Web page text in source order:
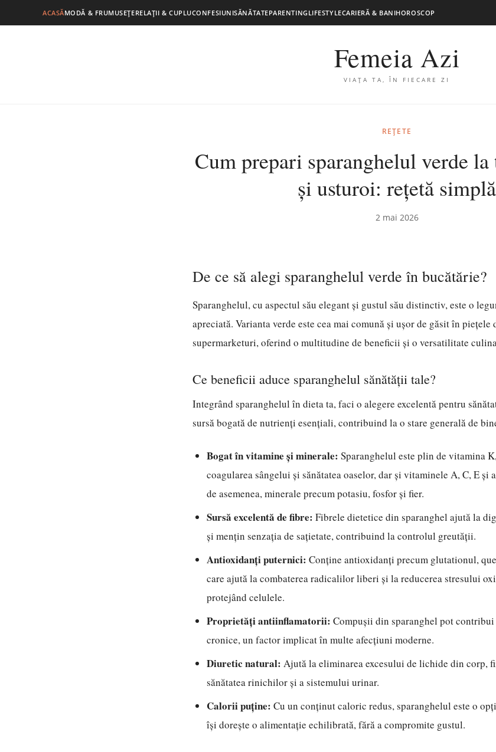
ACASĂMODĂ & FRUMUSEȚERELAȚII & CUPLUCONFESIUNISĂNĂTATEPARENTINGLIFESTYLECARIERĂ & BANIHOROSCOP
Femeia Azi
VIAȚA TA, ÎN FIECARE ZI
REȚETE
Cum prepari sparanghelul verde
și usturoi: rețetă simplă
2 mai 2026
De ce să alegi sparanghelul verde în bucătărie?
Sparanghelul, cu aspectul său elegant și gustul său distinctiv, este o
apreciată. Varianta verde este cea mai comună și ușor de găsit în piețele
supermarketuri, oferind o multitudine de beneficii și o versatilitate
Ce beneficii aduce sparanghelul sănătății tale?
Integrând sparanghelul în dieta ta, faci o alegere excelentă pentru
sursă bogată de nutrienți esențiali, contribuind la o stare generală de
Bogat în vitamine și minerale: Sparanghelul este plin de vitamina
coagularea sângelui și sănătatea oaselor, dar și vitaminele A, C, E
de asemenea, minerale precum potasiu, fosfor și fier.
Sursă excelentă de fibre: Fibrele dietetice din sparanghel ajută la
și mențin senzația de sațietate, contribuind la controlul greutății.
Antioxidanți puternici: Conține antioxidanți precum glutationul,
care ajută la combaterea radicalilor liberi și la reducerea stresului
protejând celulele.
Proprietăți antiinflamatorii: Compușii din sparanghel pot
cronice, un factor implicat în multe afecțiuni moderne.
Diuretic natural: Ajută la eliminarea excesului de lichide din corp,
sănătatea rinichilor și a sistemului urinar.
Calorii puține: Cu un conținut caloric redus, sparanghelul este o
își dorește o alimentație echilibrată, fără a compromite gustul.